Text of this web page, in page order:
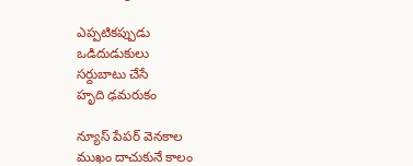
ఎప్పటికప్పుడు
ఒడిదుడుకులు
సర్దుబాటు చేసే
హృది ఢమరుకం
న్యూస్ పేపర్ వెనకాల
ముఖం దాచుకునే కాలం